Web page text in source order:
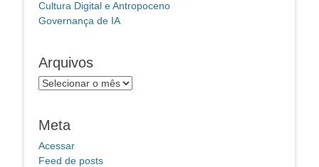
Cultura Digital e Antropoceno
Governança de IA
Arquivos
Arquivos
Meta
Acessar
Feed de posts